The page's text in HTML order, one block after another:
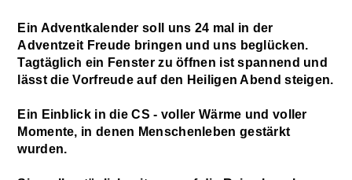
Ein Adventkalender soll uns 24 mal in der
Adventzeit Freude bringen und uns beglücken.
Tagtäglich ein Fenster zu öffnen ist spannend und
lässt die Vorfreude auf den Heiligen Abend steigen.
Ein Einblick in die CS - voller Wärme und voller
Momente, in denen Menschenleben gestärkt
wurden.